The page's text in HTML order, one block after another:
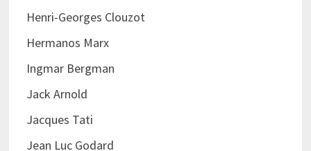
Henri-Georges Clouzot
Hermanos Marx
Ingmar Bergman
Jack Arnold
Jacques Tati
Jean Luc Godard